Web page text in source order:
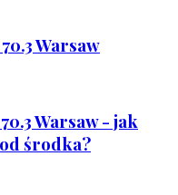
Warsaw
Warsaw - jak
środka?